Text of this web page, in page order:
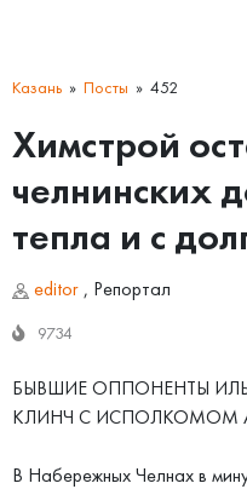
Казань Посты 452
Химстрой
челнинских
тепла и с
editor , Репортал
9734
БЫВШИЕ ОППОНЕНТЫ
КЛИНЧ С ИСПОЛКОМОМ
В Набережных Челнах в